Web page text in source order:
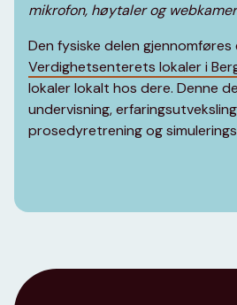
mikrofon, høytaler og
Den fysiske delen gjennomføres
Verdighetsenterets lokaler i
lokaler lokalt hos dere. Denne
undervisning,
prosedyretrening og